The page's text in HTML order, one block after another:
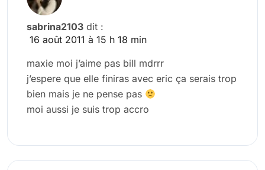
sabrina2103 dit :
16 août 2011 à 15 h 18 min
maxie moi j’aime pas bill mdrrr
j’espere que elle finiras avec eric ça serais trop
bien mais je ne pense pas
moi aussi je suis trop accro